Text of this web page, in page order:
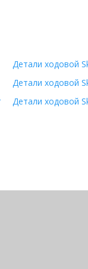
Детали ходовой
Детали ходовой
Детали ходовой